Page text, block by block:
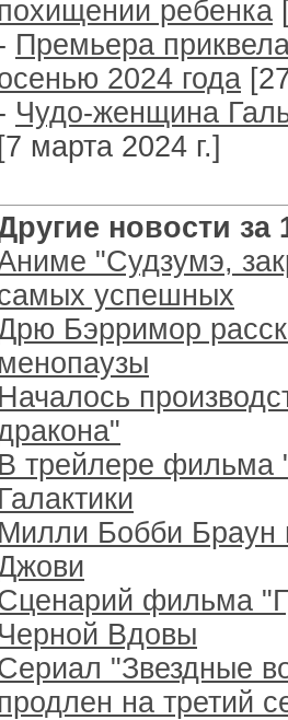
похищении ребенка
Премьера
2024 года
Чудо-женщина
[7 марта 2024 г.]
новости за
"Судзумэ,
успешных
Бэрримор
менопаузы
Началось
В трейлере фильма
Галактики
Милли Бобби Браун
фильма
Черной Вдовы
"Звездные
продлен на третий